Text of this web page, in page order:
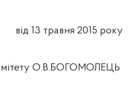
від 13 травня 2015 року
О.В.БОГОМОЛЕЦЬ